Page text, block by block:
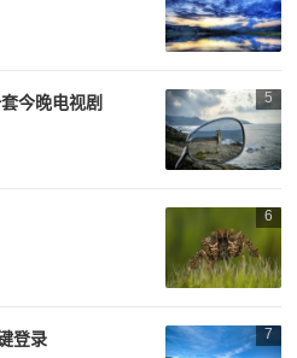
5
今晚电视剧
6
7
登录